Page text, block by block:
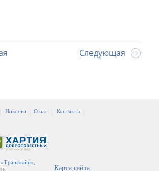
Следующая
Новости О нас Контакты
Карта сайта